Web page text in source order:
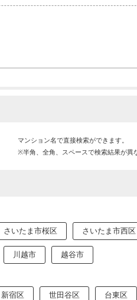
マンション名で直接検索ができます。
※半角、全角、スペースで検索結果が異
さいたま市桜区 さいたま市西区
川越市 越谷市
新宿区 世田谷区 台東区